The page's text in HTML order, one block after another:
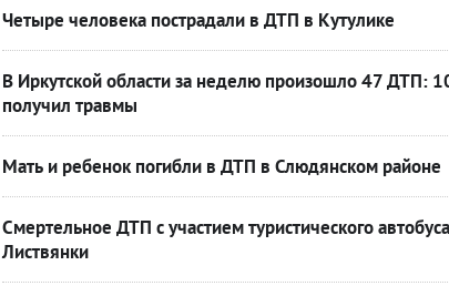
Четыре человека пострадали в ДТП в Кутулике
В Иркутской области за неделю произошло 47 ДТП:
получил травмы
Мать и ребенок погибли в ДТП в Слюдянском районе
Смертельное ДТП с участием туристического
Листвянки